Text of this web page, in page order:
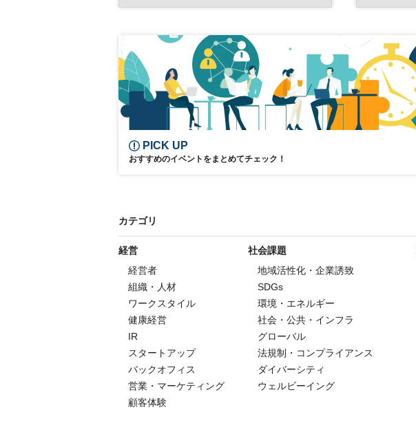
日経SDGsフォーラム 健康
フードテック 参加無料
PICK UP
おすすめのイベントをまとめてチェック！
カテゴリ
経営
経営者
組織・人材
ワークスタイル
健康経営
IR
スタートアップ
バックオフィス
営業・マーケティング
顧客体験
社会課題
地域活性化・企業誘致
SDGs
環境・エネルギー
社会・公共・インフラ
グローバル
法規制・コンプライアンス
ダイバーシティ
ウェルビーイング